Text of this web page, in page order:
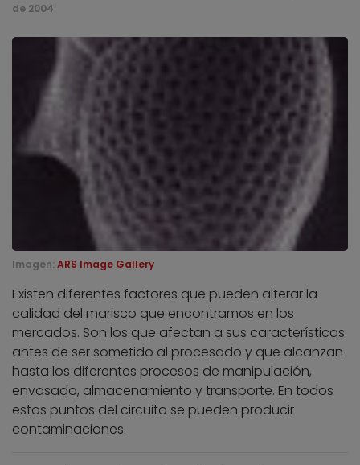
de 2004
Imagen: ARS Image Gallery
Existen diferentes factores que pueden alterar la
calidad del marisco que encontramos en los
mercados. Son los que afectan a sus características
antes de ser sometido al procesado y que alcanzan
hasta los diferentes procesos de manipulación,
envasado, almacenamiento y transporte. En todos
estos puntos del circuito se pueden producir
contaminaciones.